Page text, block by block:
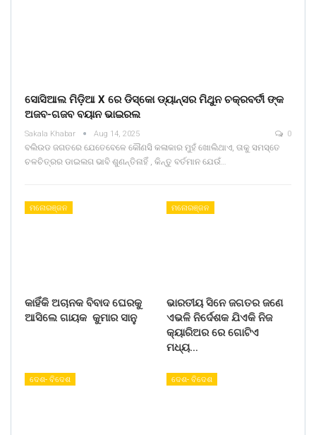
ସୋସିଆଲ ମିଡ଼ିଆ X ରେ ଡିସ୍କୋ ଡ୍ୟାନ୍ସର ମିଥୁନ ଚକ୍ରବର୍ତୀ ଙ୍କ
ଅଜବ-ଗଜବ ବୟାନ ଭାଇରଲ
Sakala Khabar Aug 14, 2025 0
ବଲିଉଡ ଜଗତରେ ଯେତେବେଳେ କୌଣସି କଳାକାର ମୁହଁ ଖୋଲିଥାଏ, ତାକୁ ସମସ୍ତେ
ଚଳଚିତ୍ରର ଡାଇଲଗ ଭାବି ଶୁଣନ୍ତିନାହିଁ , କିନ୍ତୁ ବର୍ତମାନ ଯେଉଁ…
ମନୋରଞ୍ଜନ
କାହିଁକି ଅଚାନକ ବିବାଦ ଘେରକୁ
ଆସିଲେ ଗାୟକ କୁମାର ସାନୁ
ମନୋରଞ୍ଜନ
ଭାରତୀୟ ସିନେ ଜଗତର ଜଣେ
ଏଭଳି ନିର୍ଦେଶକ ଯିଏକି ନିଜ
କ୍ୟାରିଅର ରେ ଗୋଟିଏ
ମଧ୍ୟ…
ଦେଶ- ବିଦେଶ ଦେଶ- ବିଦେଶ